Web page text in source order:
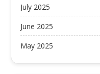
July 2025
June 2025
May 2025